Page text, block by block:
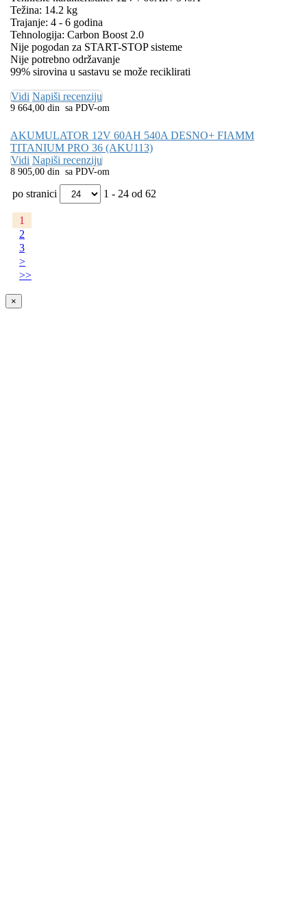
Težina: 14.2 kg
Trajanje: 4 - 6 godina
Tehnologija: Carbon Boost 2.0
Nije pogodan za START-STOP sisteme
Nije potrebno održavanje
99% sirovina u sastavu se može reciklirati
Vidi Napiši recenziju
9 664,00 din sa PDV-om
AKUMULATOR 12V 60AH 540A DESNO+ FIAMM
TITANIUM PRO 36 (AKU113)
Vidi Napiši recenziju
8 905,00 din sa PDV-om
po stranici 1 - 24 od 62
1
2
3
>
>>
×